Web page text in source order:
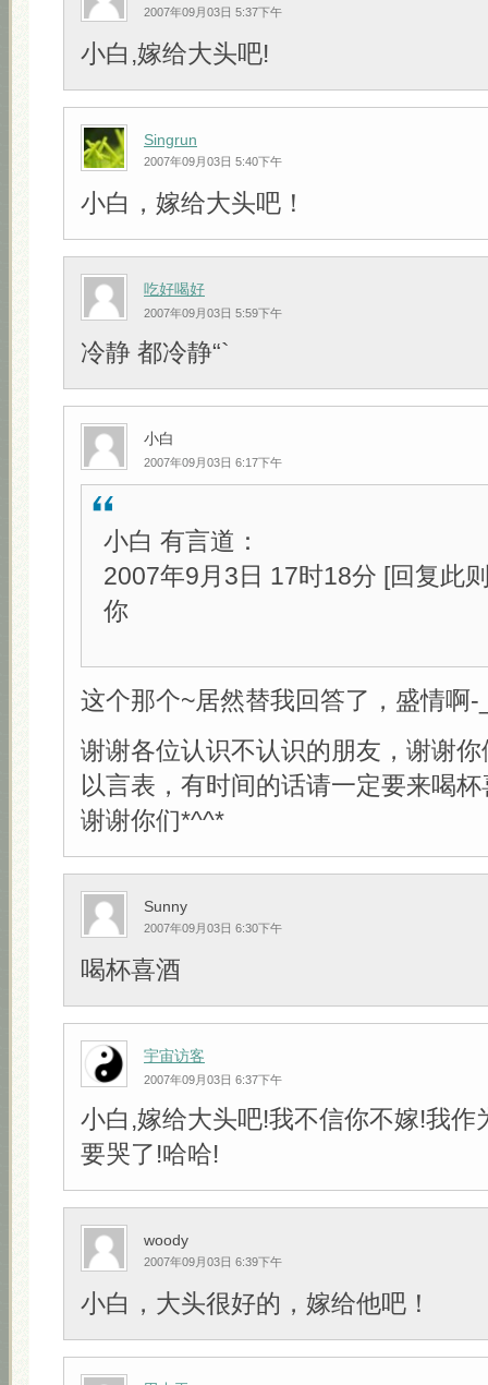
2007年09月03日 5:37下午
小白,嫁给大头吧!
Singrun
2007年09月03日 5:40下午
小白，嫁给大头吧！
吃好喝好
2007年09月03日 5:59下午
冷静 都冷静“`
小白
2007年09月03日 6:17下午
小白 有言道：
2007年9月3日 17时18分 [回复此
你
这个那个~居然替我回答了，盛情啊-
谢谢各位认识不认识的朋友，谢谢
以言表，有时间的话请一定要来喝
谢谢你们*^^*
Sunny
2007年09月03日 6:30下午
喝杯喜酒
宇宙访客
2007年09月03日 6:37下午
小白,嫁给大头吧!我不信你不嫁!我作
要哭了!哈哈!
woody
2007年09月03日 6:39下午
小白，大头很好的，嫁给他吧！